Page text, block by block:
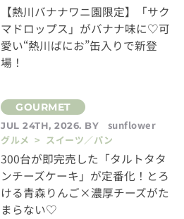
【熱川バナナワニ園限定】「サク
マドロップス」がバナナ味に♡可
愛い“熱川ばにお”缶入りで新登
場！
JUL 24TH, 2026. BY
sunflower
グルメ > スイーツ／パン
300台が即完売した「タルトタタ
ンチーズケーキ」が定番化！とろ
ける青森りんご×濃厚チーズがた
まらない♡